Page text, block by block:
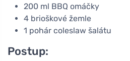
200 ml BBQ omáčky
4 brioškové žemle
1 pohár coleslaw šalátu
Postup: